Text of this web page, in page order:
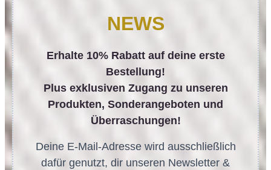
NEWS
Erhalte 10% Rabatt auf deine erste
Bestellung!
Plus exklusiven Zugang zu unseren
Produkten, Sonderangeboten und
Überraschungen!
Deine E-Mail-Adresse wird ausschließlich
dafür genutzt, dir unseren Newsletter &